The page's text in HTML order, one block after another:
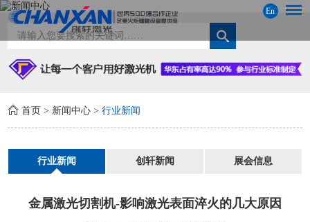
En
首页 > 新闻中心 >行业新闻
行业新闻 创轩新闻 展会信息
金属激光切割机-影响激光表面淬火的几大原因